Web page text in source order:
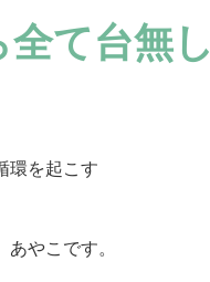
て台無し
環を起こす
やこです。